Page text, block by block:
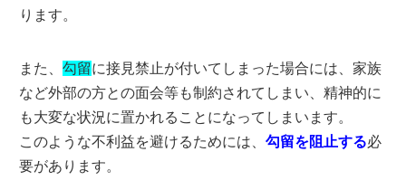
ります。
また、勾留に接見禁止が付いてしまった場合には、家族
など外部の方との面会等も制約されてしまい、精神的に
も大変な状況に置かれることになってしまいます。
このような不利益を避けるためには、勾留を阻止する必
要があります。